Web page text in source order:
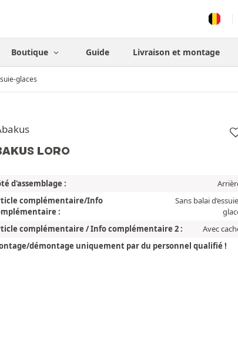
Boutique Guide Livraison et montage
glaces
LORO
d'assemblage :
complémentaire/Info
:
Sans balai
complémentaire / Info complémentaire 2 :
Avec
démontage uniquement par du personnel qualifié !